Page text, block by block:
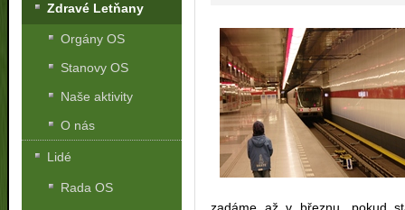
Zdravé Letňany
Orgány OS
Stanovy OS
Naše aktivity
O nás
Lidé
Rada OS